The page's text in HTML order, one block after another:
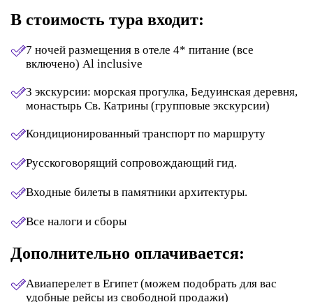
В стоимость тура входит:
7 ночей размещения в отеле 4* питание (все
включено) Al inclusive
3 экскурсии: морская прогулка, Бедуинская деревня,
монастырь Св. Катрины (групповые экскурсии)
Кондиционированный транспорт по маршруту
Русскоговорящий сопровождающий гид.
Входные билеты в памятники архитектуры.
Все налоги и сборы
Дополнительно оплачивается:
Авиаперелет в Египет (можем подобрать для вас
удобные рейсы из свободной продажи)